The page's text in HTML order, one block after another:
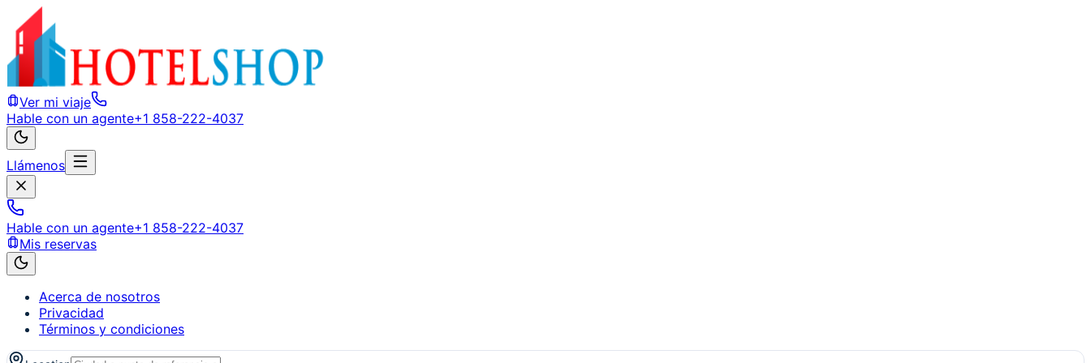
Ver mi viaje
Hable con un agente+1 858-222-4037
Llámenos
Hable con un agente+1 858-222-4037
Mis reservas
Acerca de nosotros
Privacidad
Términos y condiciones